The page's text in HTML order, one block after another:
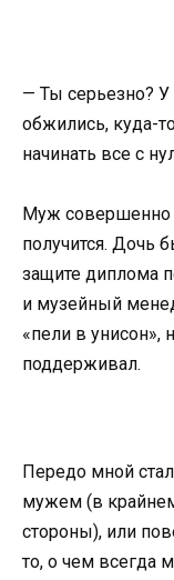
— Ты серьезно? У
обжились, куда-
начинать все с
Муж совершенно
получится. Дочь
защите диплома
и музейный
«пели в унисон»,
поддерживал.
Передо мной
мужем (в
стороны), или
то, о чем всегда